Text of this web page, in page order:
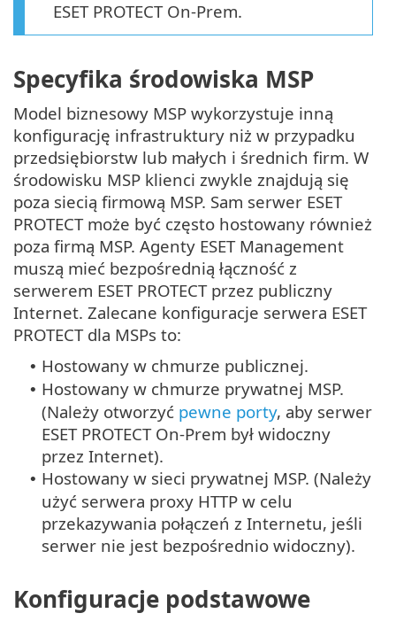
ESET PROTECT On-Prem.
Specyfika środowiska MSP
Model biznesowy MSP wykorzystuje inną
konfigurację infrastruktury niż w przypadku
przedsiębiorstw lub małych i średnich firm. W
środowisku MSP klienci zwykle znajdują się
poza siecią firmową MSP. Sam serwer ESET
PROTECT może być często hostowany również
poza firmą MSP. Agenty ESET Management
muszą mieć bezpośrednią łączność z
serwerem ESET PROTECT przez publiczny
Internet. Zalecane konfiguracje serwera ESET
PROTECT dla MSPs to:
• Hostowany w chmurze publicznej.
• Hostowany w chmurze prywatnej MSP.
(Należy otworzyć pewne porty, aby serwer
ESET PROTECT On-Prem był widoczny
przez Internet).
• Hostowany w sieci prywatnej MSP. (Należy
użyć serwera proxy HTTP w celu
przekazywania połączeń z Internetu, jeśli
serwer nie jest bezpośrednio widoczny).
Konfiguracje podstawowe